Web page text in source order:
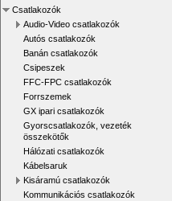
Csatlakozók
Audio-Video csatlakozók
Autós csatlakozók
Banán csatlakozók
Csipeszek
FFC-FPC csatlakozók
Forrszemek
GX ipari csatlakozók
Gyorscsatlakozók, vezeték
összekötők
Hálózati csatlakozók
Kábelsaruk
Kisáramú csatlakozók
Kommunikációs csatlakozók